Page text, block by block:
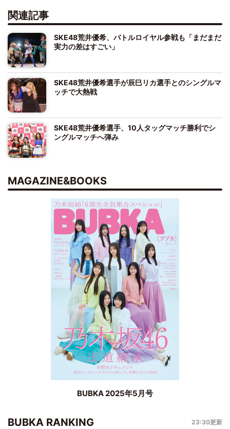
関連記事
SKE48荒井優希、バトルロイヤル参戦も「まだまだ
実力の差はすごい」
SKE48荒井優希選手が辰巳リカ選手とのシングルマ
ッチで大熱戦
SKE48荒井優希選手、10人タッグマッチ勝利でシ
ングルマッチへ弾み
MAGAZINE&BOOKS
BUBKA 2025年5月号
BUBKA RANKING 23:30更新